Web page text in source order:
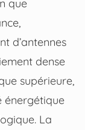
que
d’antennes
dense
supérieure,
énergétique
La